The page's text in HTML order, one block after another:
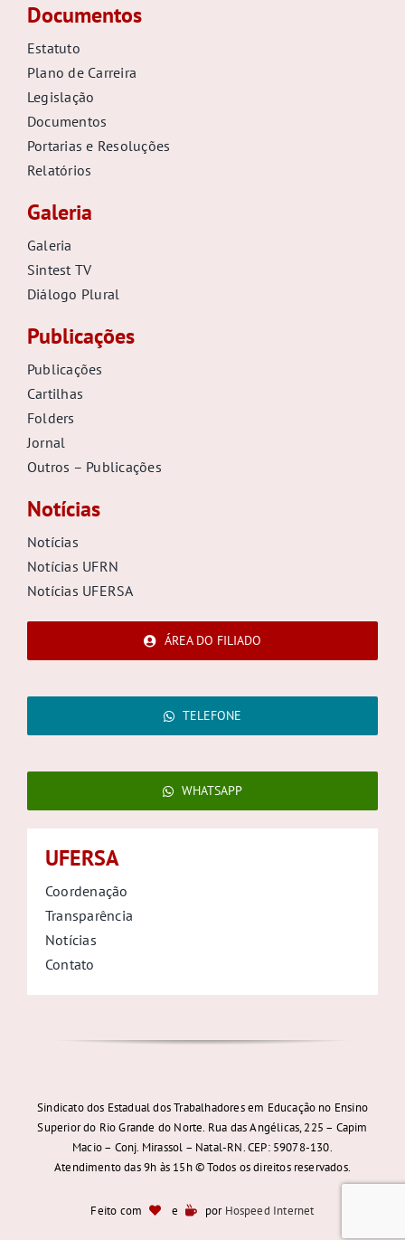
Documentos
Estatuto
Plano de Carreira
Legislação
Documentos
Portarias e Resoluções
Relatórios
Galeria
Galeria
Sintest TV
Diálogo Plural
Publicações
Publicações
Cartilhas
Folders
Jornal
Outros – Publicações
Notícias
Notícias
Notícias UFRN
Notícias UFERSA
ÁREA DO FILIADO
TELEFONE
WHATSAPP
UFERSA
Coordenação
Transparência
Notícias
Contato
Sindicato dos Estadual dos Trabalhadores em Educação no Ensino
Superior do Rio Grande do Norte. Rua das Angélicas, 225 – Capim
Macio – Conj. Mirassol – Natal-RN. CEP: 59078-130.
Atendimento das 9h às 15h © Todos os direitos reservados.
Feito com e por Hospeed Internet